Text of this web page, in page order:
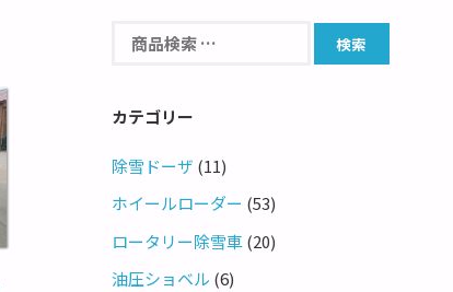
カテゴリー
除雪ドーザ (11)
ホイールローダー (53)
ロータリー除雪車 (20)
油圧ショベル (6)